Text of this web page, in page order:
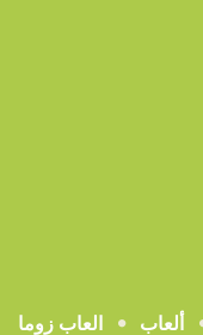
العاب زوما ألعاب